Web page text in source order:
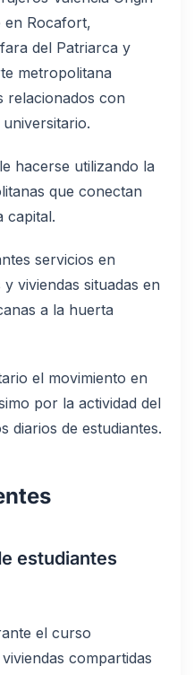
en Rocafort,
del Patriarca y
metropolitana
relacionados con
hacerse utilizando la
que conectan
capital.
servicios en
viviendas situadas en
a la huerta
el movimiento en
por la actividad del
diarios de estudiantes.
estudiantes
el curso
compartidas